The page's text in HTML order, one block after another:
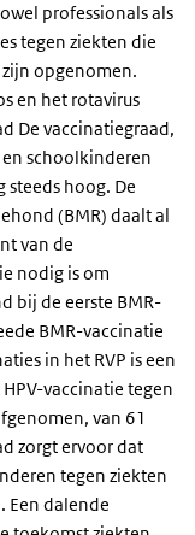
professionals als
tegen ziekten die
opgenomen.
en het rotavirus
De vaccinatiegraad,
schoolkinderen
steeds hoog. De
(BMR) daalt al
van de
nodig is om
bij de eerste BMR-
BMR-vaccinatie
in het RVP is een
vaccinatie tegen
van 61
zorgt ervoor dat
tegen ziekten
Een dalende